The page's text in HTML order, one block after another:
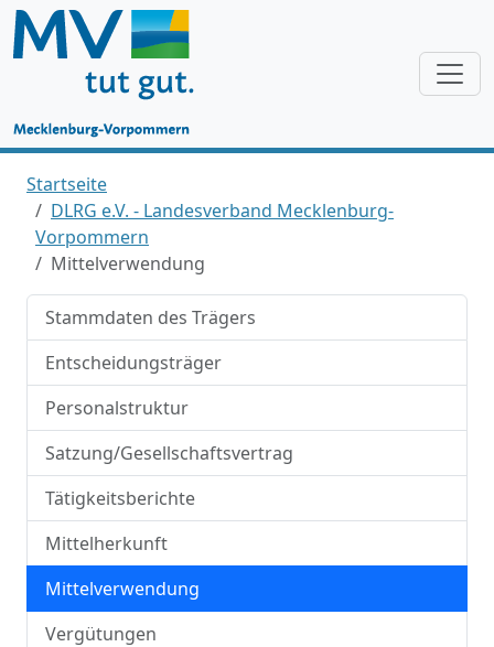
Startseite
DLRG e.V. - Landesverband Mecklenburg-
Vorpommern
Mittelverwendung
Stammdaten des Trägers
Entscheidungsträger
Personalstruktur
Satzung/Gesellschaftsvertrag
Tätigkeitsberichte
Mittelherkunft
Mittelverwendung
Vergütungen